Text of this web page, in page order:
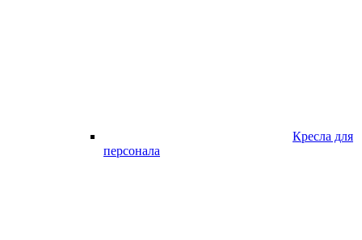
Кресла для
персонала